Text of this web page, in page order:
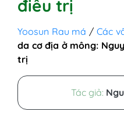
điều trị
Yoosun Rau má / Các
da cơ địa ở mông:
trị
Tác giả: